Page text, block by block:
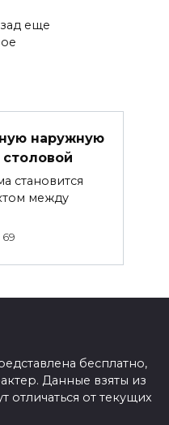
еще
наружную
становится
между
69
бесплатно,
Данные взяты из
отличаться от текущих